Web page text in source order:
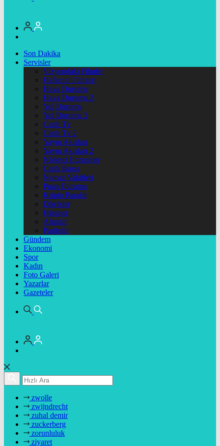
Son Dakika
Servisler
Vizyondaki Filmler
Haftanin Filmleri
Hava Durumu
Hava Durumu 2
Yol Durumu
Yol Durumu 2
Canlı Tv
Canlı Tv 2
Yayın Akışları
Yayın Akışları 2
Nöbetçi Eczaneler
Canlı Borsa
Namaz Vakitleri
Puan Durumu
Kripto Paralar
Dövizler
Hisseler
Altınlar
Pariteler
Gündem
Ekonomi
Spor
Kadın
Foto Galeri
Yazarlar
Gazeteler
zwolle
zwijndrecht
zuhal demir
zuckerberg
zorunluluk
ziyaret